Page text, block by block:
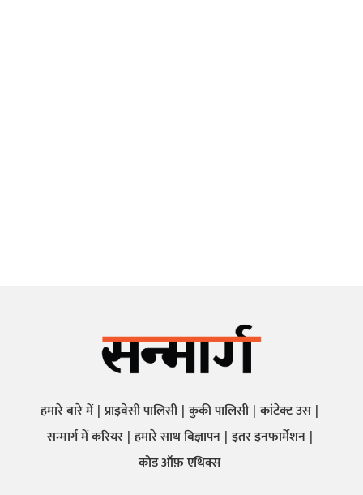
हमारे बारे में प्राइवेसी पालिसी कुकी पालिसी कांटेक्ट उस
सन्मार्ग में करियर हमारे साथ बिज्ञापन इतर इनफार्मेशन
कोड ऑफ़ एथिक्स